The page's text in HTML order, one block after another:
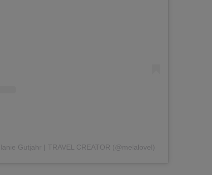
Gutjahr | TRAVEL CREATOR (@melalovel)